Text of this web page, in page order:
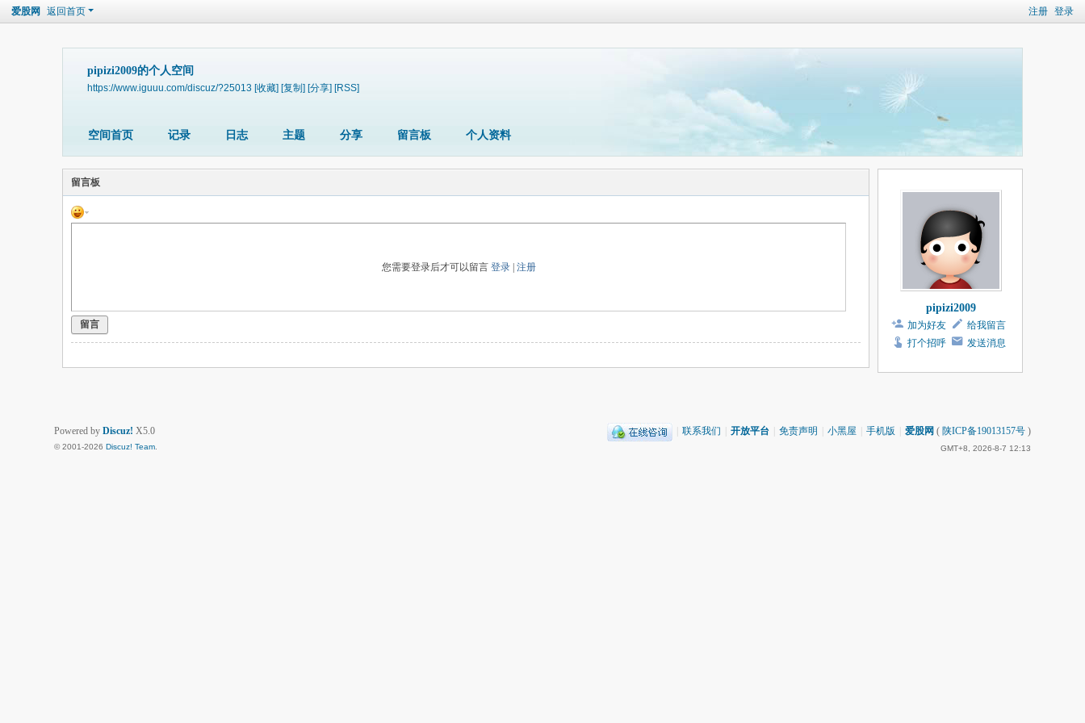
注册 登录
爱股网 返回首页
pipizi2009的个人空间
https://www.iguuu.com/discuz/?25013 [收藏] [复制] [分享] [RSS]
空间首页 记录 日志 主题 分享 留言板 个人资料
留言板
您需要登录后才可以留言 登录| 注册
留言
pipizi2009
加为好友
给我留言
打个招呼
发送消息
联系我们 开放平台 免责声明 小黑屋 手机版 爱股网 ( 陕ICP备19013157号 )
GMT+8, 2026-8-7 12:13
Powered by Discuz! X5.0
© 2001-2026 Discuz! Team